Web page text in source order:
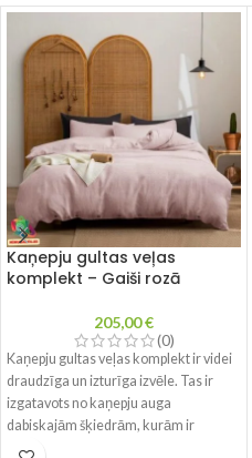
Kaņepju gultas veļas
komplekt – Gaiši rozā
205,00€
(0)
Kaņepju gultas veļas komplekt ir videi
draudzīga un izturīga izvēle. Tas ir
izgatavots no kaņepju auga
dabiskajām šķiedrām, kurām ir
vairākas priekšrocības. Kaņepju